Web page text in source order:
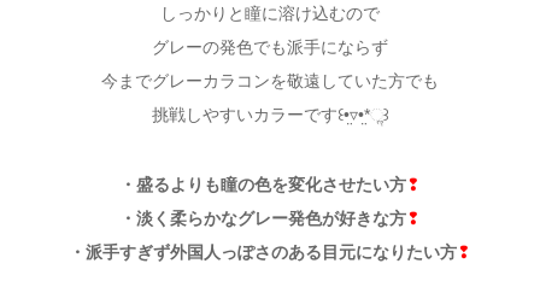
しっかりと瞳に溶け込むので
グレーの発色でも派手にならず
今までグレーカラコンを敬遠していた方でも
挑戦しやすいカラーです꒰•̤▿•̤*ૢ꒱
・盛るよりも瞳の色を変化させたい方❢
・淡く柔らかなグレー発色が好きな方❢
・派手すぎず外国人っぽさのある目元になりたい方❢